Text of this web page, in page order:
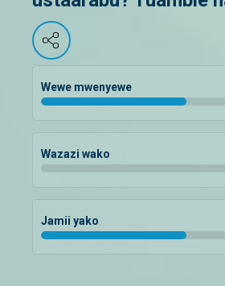
Wewe mwenyewe
Wazazi wako
Jamii yako